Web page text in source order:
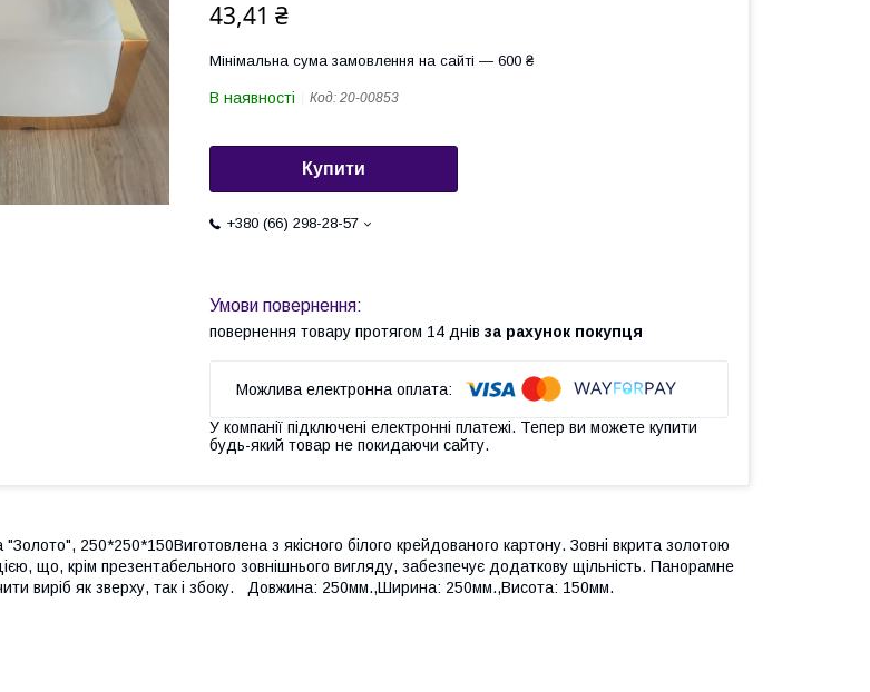
43,41 ₴
Мінімальна сума замовлення на сайті — 600 ₴
В наявності Код: 20-00853
Купити
+380 (66) 298-28-57
повернення товару протягом 14 днів за рахунок покупця
У компанії підключені електронні платежі. Тепер ви можете купити
будь-який товар не покидаючи сайту.
250*250*150Виготовлена з якісного білого крейдованого картону. Зовні вкрита золотою
що, крім презентабельного зовнішнього вигляду, забезпечує додаткову щільність. Панорамне
виріб як зверху, так і збоку. Довжина: 250мм.,Ширина: 250мм.,Висота: 150мм.